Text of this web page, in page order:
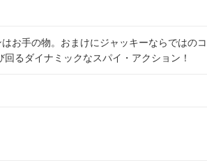
お手の物。おまけにジャッキーならではの
るダイナミックなスパイ・アクション！